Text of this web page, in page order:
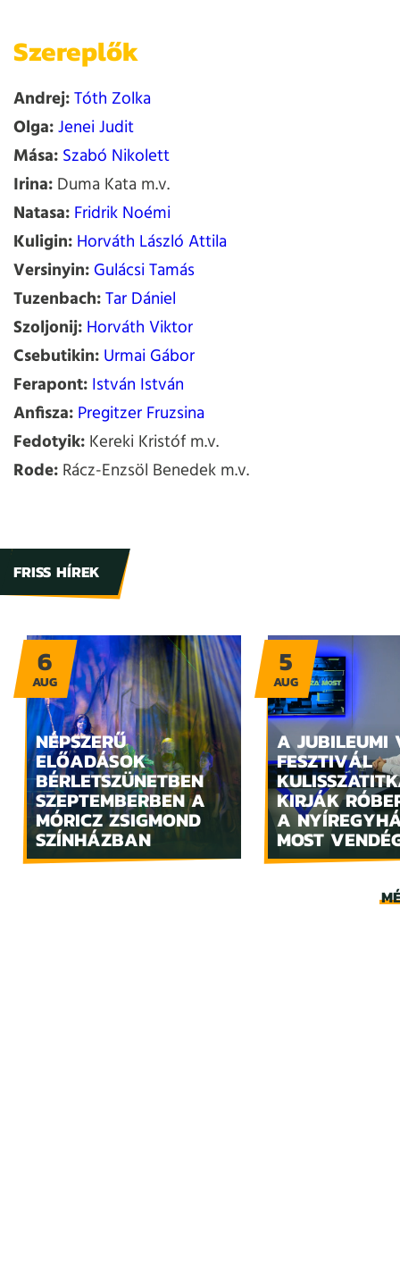
Szereplők
Andrej:Tóth Zolka
Olga:Jenei Judit
Mása:Szabó Nikolett
Irina:Duma Kata m.v.
Natasa:Fridrik Noémi
Kuligin:Horváth László Attila
Versinyin:Gulácsi Tamás
Tuzenbach:Tar Dániel
Szoljonij:Horváth Viktor
Csebutikin:Urmai Gábor
Ferapont:István István
Anfisza:Pregitzer Fruzsina
Fedotyik:Kereki Kristóf m.v.
Rode:Rácz-Enzsöl Benedek m.v.
FRISS HÍREK
NÉPSZERŰ
ELŐADÁSOK
BÉRLETSZÜNETBEN
SZEPTEMBERBEN A
MÓRICZ ZSIGMOND
SZÍNHÁZBAN
6
AUG
A JUBILEUMI
FESZTIVÁL
KIRJÁK
A
MOST
5
AUG